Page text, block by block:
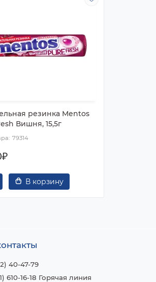
резинка Mentos
Вишня, 15,5г
79314
В корзину
40-47-79
610-16-18 Горячая линия